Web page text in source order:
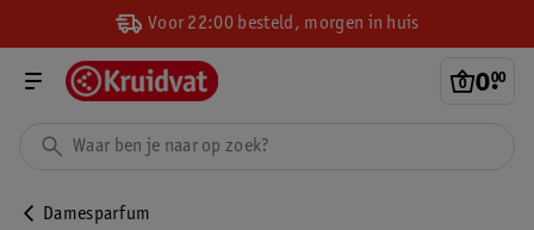
Voor 22:00 besteld, morgen in huis
0.
00
Damesparfum